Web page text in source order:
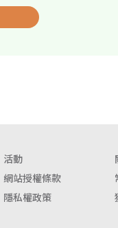
活動
網站授權條款
隱私權政策